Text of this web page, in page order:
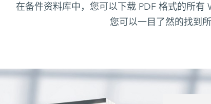
在备件资料库中，您可以下载 PDF 格式的所有
您可以一目了然的找到